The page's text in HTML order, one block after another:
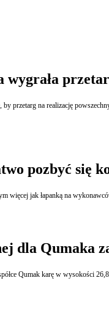
przetarg na realizację
pozbyć się
dla Qumaka
Qumak karę w wysokości